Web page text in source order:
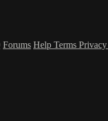
Forums Help Terms Privacy